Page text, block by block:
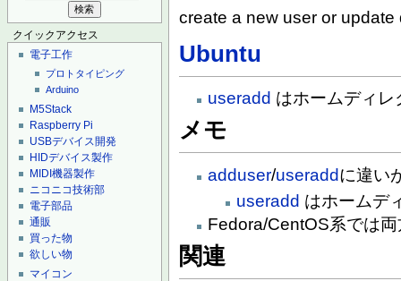
クイックアクセス
電子工作
プロトタイピング
Arduino
M5Stack
Raspberry Pi
USBデバイス開発
HIDデバイス製作
MIDI機器製作
ニコニコ技術部
電子部品
通販
買った物
欲しい物
マイコン
create a new user or
Ubuntu
useradd はホームディ
メモ
adduser/useraddに違い
useradd はホームデ
Fedora/CentOS系では
関連